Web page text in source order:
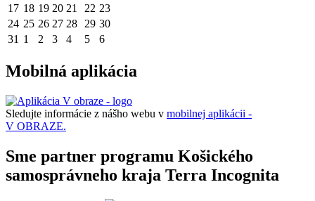
17 18 19 20 21 22 23
24 25 26 27 28 29 30
31 1 2 3 4 5 6
Mobilná aplikácia
Sledujte informácie z nášho webu v mobilnej aplikácii -
V OBRAZE.
Sme partner programu Košického
samosprávneho kraja Terra Incognita